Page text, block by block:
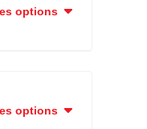
options
options